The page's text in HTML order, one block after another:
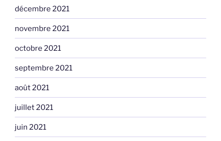
décembre 2021
novembre 2021
octobre 2021
septembre 2021
août 2021
juillet 2021
juin 2021